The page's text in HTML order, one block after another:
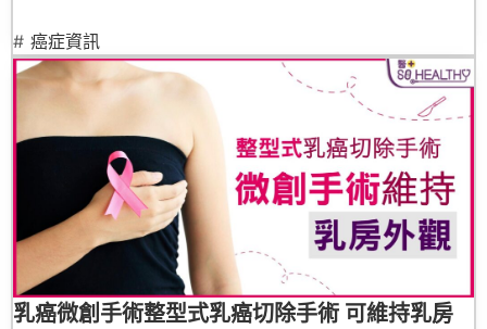
# 癌症資訊
乳癌微創手術整型式乳癌切除手術 可維持乳房